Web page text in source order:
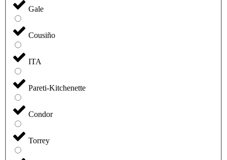
Gale
Cousiño
ITA
Pareti-Kitchenette
Condor
Torrey